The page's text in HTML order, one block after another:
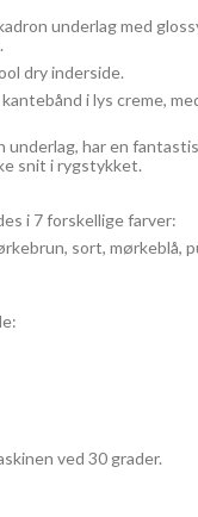
underlag med
dry inderside.
i lys creme,
underlag, har en
snit i rygstykket.
i 7 forskellige farver:
sort, mørkeblå,
ved 30 grader.